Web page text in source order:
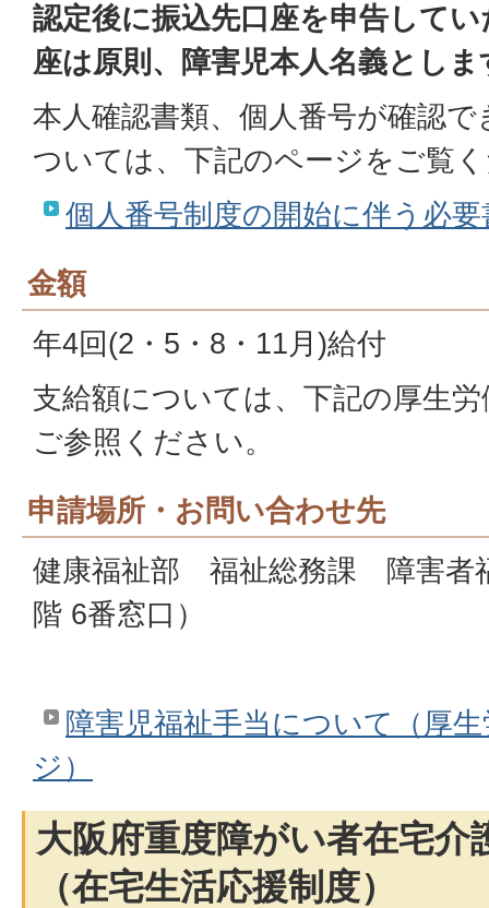
認定後に振込先口座を申告して
座は原則、障害児本人名義としま
本人確認書類、個人番号が確認
ついては、下記のページをご覧
個人番号制度の開始に伴う必
金額
年4回(2・5・8・11月)給付
支給額については、下記の厚生
ご参照ください。
申請場所・お問い合わせ先
健康福祉部 福祉総務課 障害者
階 6番窓口）
障害児福祉手当について（厚
ジ）
大阪府重度障がい者在宅介
（在宅生活応援制度）